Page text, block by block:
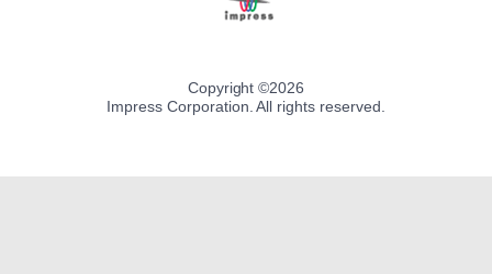
Copyright ©2026
Impress Corporation. All rights reserved.